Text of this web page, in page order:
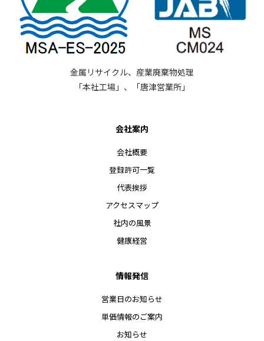
金属リサイクル、産業廃棄物処理
「本社工場」、「唐津営業所」
会社案内
会社概要
登録許可一覧
代表挨拶
アクセスマップ
社内の風景
健康経営
情報発信
営業日のお知らせ
単価情報のご案内
お知らせ